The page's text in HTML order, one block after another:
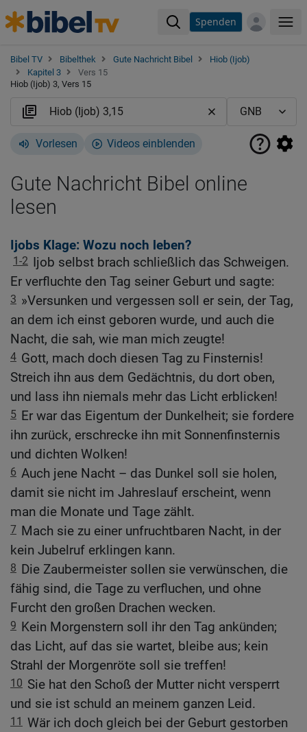
Spenden
Bibel TV Bibelthek Gute Nachricht Bibel
Hiob (Ijob)
Kapitel 3
Vers 15
Hiob (Ijob) 3, Vers 15
Vorlesen Videos einblenden
Gute Nachricht Bibel online
lesen
Ijobs Klage: Wozu noch leben?
1-2 Ijob selbst brach schließlich das Schweigen.
Er verfluchte den Tag seiner Geburt und sagte:
3 »Versunken und vergessen soll er sein, der Tag,
an dem ich einst geboren wurde, und auch die
Nacht, die sah, wie man mich zeugte!
4 Gott, mach doch diesen Tag zu Finsternis!
Streich ihn aus dem Gedächtnis, du dort oben,
und lass ihn niemals mehr das Licht erblicken!
5 Er war das Eigentum der Dunkelheit; sie fordere
ihn zurück, erschrecke ihn mit Sonnenfinsternis
und dichten Wolken!
6 Auch jene Nacht – das Dunkel soll sie holen,
damit sie nicht im Jahreslauf erscheint, wenn
man die Monate und Tage zählt.
7 Mach sie zu einer unfruchtbaren Nacht, in der
kein Jubelruf erklingen kann.
8 Die Zaubermeister sollen sie verwünschen, die
fähig sind, die Tage zu verfluchen, und ohne
Furcht den großen Drachen wecken.
9 Kein Morgenstern soll ihr den Tag ankünden;
das Licht, auf das sie wartet, bleibe aus; kein
Strahl der Morgenröte soll sie treffen!
10 Sie hat den Schoß der Mutter nicht versperrt
und sie ist schuld an meinem ganzen Leid.
11 Wär ich doch gleich bei der Geburt gestorben